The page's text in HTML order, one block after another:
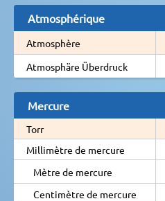
Atmosphérique
Atmosphère
Atmosphäre Überdruck
Mercure
Torr
Millimètre de mercure
Mètre de mercure
Centimètre de mercure